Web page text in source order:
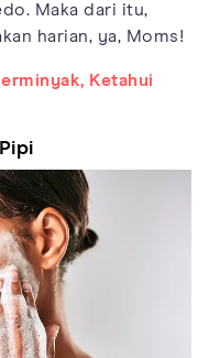
Maka dari itu,
harian, ya, Moms!
Ketahui